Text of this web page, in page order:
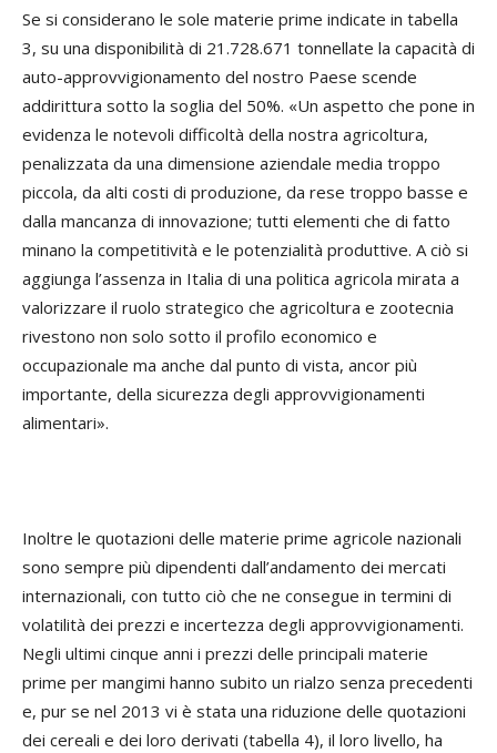
Se si considerano le sole materie prime indicate in tabella
3, su una disponibilità di 21.728.671 tonnellate la capacità di
auto-approvvigionamento del nostro Paese scende
addirittura sotto la soglia del 50%. «Un aspetto che pone in
evidenza le notevoli difficoltà della nostra agricoltura,
penalizzata da una dimensione aziendale media troppo
piccola, da alti costi di produzione, da rese troppo basse e
dalla mancanza di innovazione; tutti elementi che di fatto
minano la competitività e le potenzialità produttive. A ciò si
aggiunga l’assenza in Italia di una politica agricola mirata a
valorizzare il ruolo strategico che agricoltura e zootecnia
rivestono non solo sotto il profilo economico e
occupazionale ma anche dal punto di vista, ancor più
importante, della sicurezza degli approvvigionamenti
alimentari».
Inoltre le quotazioni delle materie prime agricole nazionali
sono sempre più dipendenti dall’andamento dei mercati
internazionali, con tutto ciò che ne consegue in termini di
volatilità dei prezzi e incertezza degli approvvigionamenti.
Negli ultimi cinque anni i prezzi delle principali materie
prime per mangimi hanno subito un rialzo senza precedenti
e, pur se nel 2013 vi è stata una riduzione delle quotazioni
dei cereali e dei loro derivati (tabella 4), il loro livello, ha